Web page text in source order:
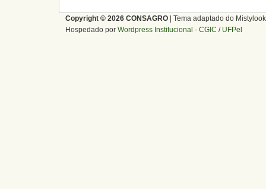
Copyright © 2026 CONSAGRO | Tema adaptado do
Hospedado por Wordpress Institucional - CGIC / UFPel